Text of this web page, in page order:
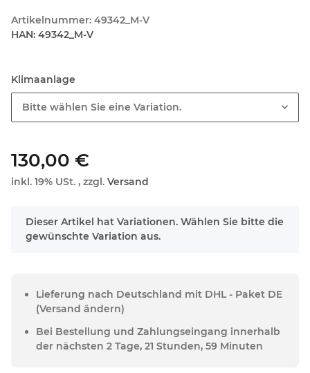
Artikelnummer: 49342_M-V
HAN: 49342_M-V
Klimaanlage
Bitte wählen Sie eine Variation.
130,00 €
inkl. 19% USt. , zzgl. Versand
x
Dieser Artikel hat Variationen. Wählen Sie bitte die
gewünschte Variation aus.
Lieferung nach Deutschland mit DHL - Paket DE
(Versand ändern)
Bei Bestellung und Zahlungseingang innerhalb
der nächsten 2 Tage, 21 Stunden, 59 Minuten